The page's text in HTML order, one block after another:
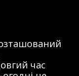
час